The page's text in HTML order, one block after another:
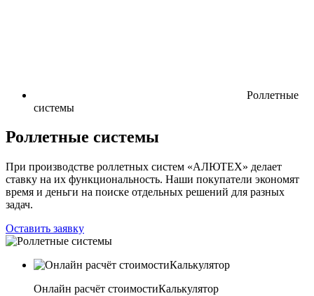
Роллетные
системы
Роллетные системы
При производстве роллетных систем «АЛЮТЕХ» делает
ставку на их функциональность. Наши покупатели экономят
время и деньги на поиске отдельных решений для разных
задач.
Оставить заявку
Онлайн расчёт стоимостиКалькулятор